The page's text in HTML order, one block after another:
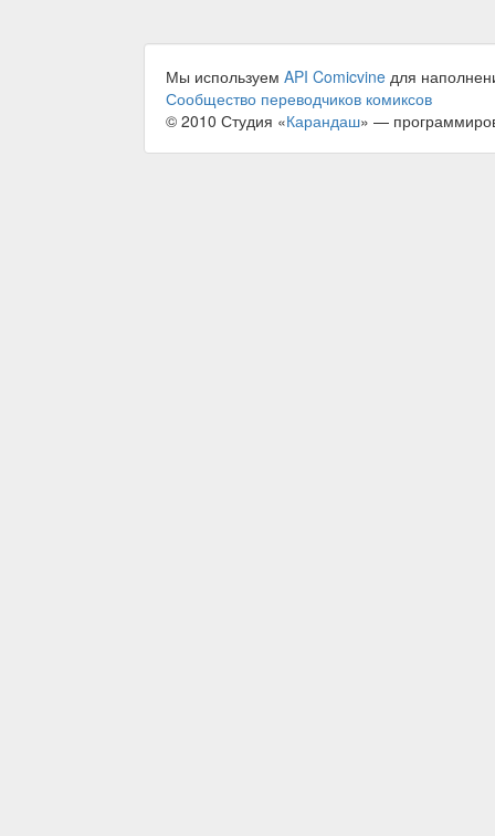
Мы используем API Comicvine для
Сообщество переводчиков комиксов
© 2010 Студия «Карандаш» —